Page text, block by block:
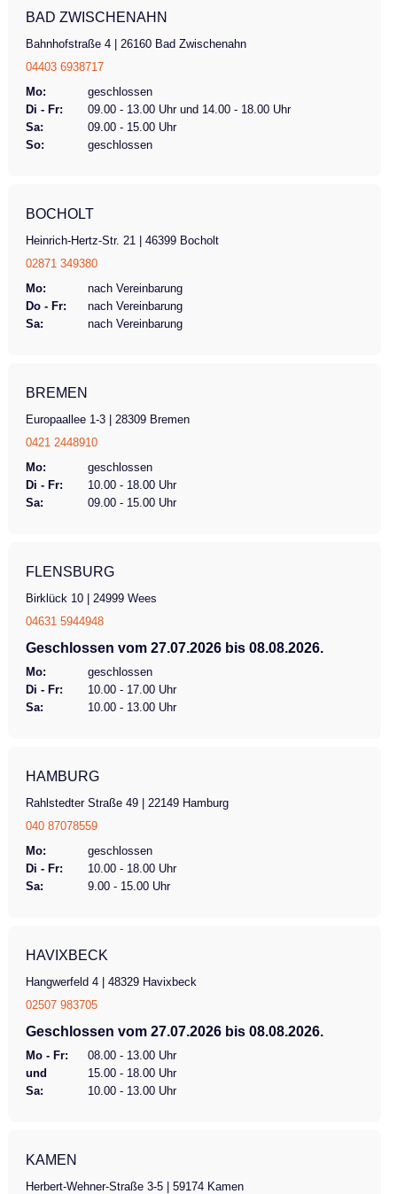
BAD ZWISCHENAHN
Bahnhofstraße 4 | 26160 Bad Zwischenahn
04403 6938717
Mo:
geschlossen
Di - Fr:
09.00 - 13.00 Uhr und 14.00 - 18.00 Uhr
Sa:
09.00 - 15.00 Uhr
So:
geschlossen
BOCHOLT
Heinrich-Hertz-Str. 21 | 46399 Bocholt
02871 349380
Mo:
nach Vereinbarung
Do - Fr:
nach Vereinbarung
Sa:
nach Vereinbarung
BREMEN
Europaallee 1-3 | 28309 Bremen
0421 2448910
Mo:
geschlossen
Di - Fr:
10.00 - 18.00 Uhr
Sa:
09.00 - 15.00 Uhr
FLENSBURG
Birklück 10 | 24999 Wees
04631 5944948
Geschlossen vom 27.07.2026 bis 08.08.2026.
Mo:
geschlossen
Di - Fr:
10.00 - 17.00 Uhr
Sa:
10.00 - 13.00 Uhr
HAMBURG
Rahlstedter Straße 49 | 22149 Hamburg
040 87078559
Mo:
geschlossen
Di - Fr:
10.00 - 18.00 Uhr
Sa:
9.00 - 15.00 Uhr
HAVIXBECK
Hangwerfeld 4 | 48329 Havixbeck
02507 983705
Geschlossen vom 27.07.2026 bis 08.08.2026.
Mo - Fr:
08.00 - 13.00 Uhr
und
15.00 - 18.00 Uhr
Sa:
10.00 - 13.00 Uhr
KAMEN
Herbert-Wehner-Straße 3-5 | 59174 Kamen